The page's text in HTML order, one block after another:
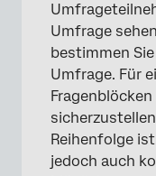
Arten von
FAQs
Umfrage
bestimmen
Umfrage. Für
Reihenfolge
jedoch auch